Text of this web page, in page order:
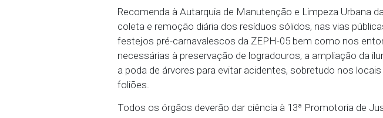
uso e ocupação do solo, nos termos da LUOS e
À Autarquia de Trânsito e Transporte Urbano
controle e fiscalização do trânsito e o
operações de ordenamento do trânsito nas
específico para o livre deslocamento de
SAMU.